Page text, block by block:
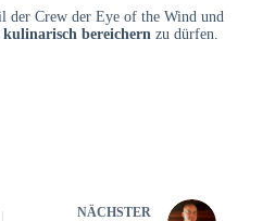
der Crew der Eye of the Wind und
bereichern zu dürfen.
NÄCHSTER